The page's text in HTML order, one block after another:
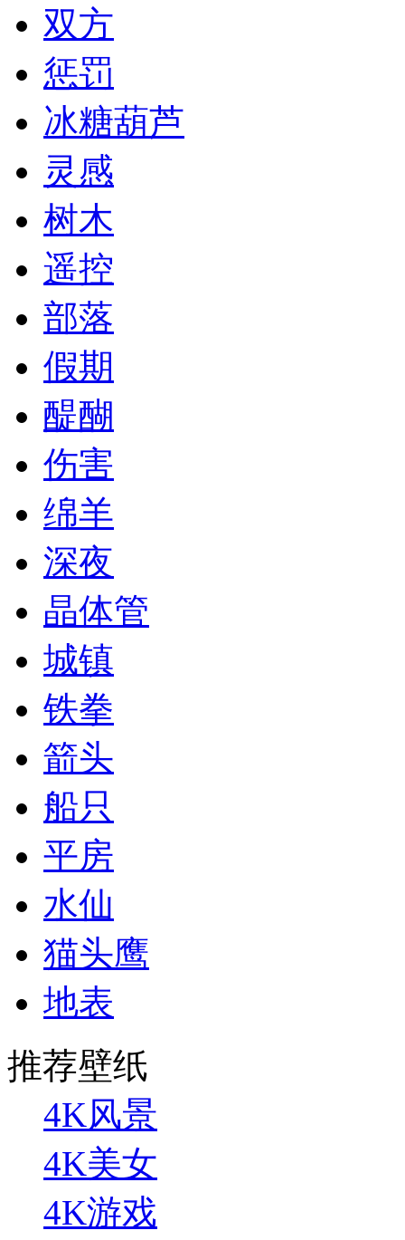
双方
惩罚
冰糖葫芦
灵感
树木
遥控
部落
假期
醍醐
伤害
绵羊
深夜
晶体管
城镇
铁拳
箭头
船只
平房
水仙
猫头鹰
地表
推荐壁纸
4K风景
4K美女
4K游戏